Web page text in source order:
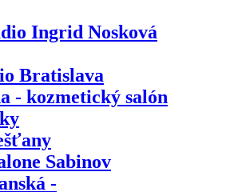
Ingrid Nosková
Bratislava
- kozmetický salón
Sabinov
-